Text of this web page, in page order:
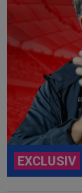
EXCLUSIV